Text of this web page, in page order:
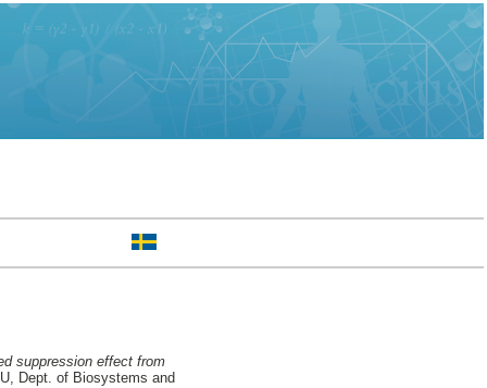
suppression effect from
Dept. of Biosystems and